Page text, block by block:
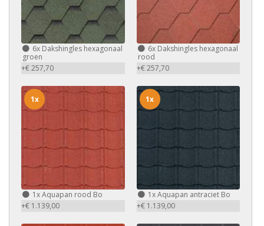
6x Dakshingles hexagonaal
groen
+€ 257,70
6xDakshingles hexagonaal
rood
+€ 257,70
1xAquapan rood Bo
+€ 1.139,00
1x
1xAquapan antraciet Bo
+€ 1.139,00
1x